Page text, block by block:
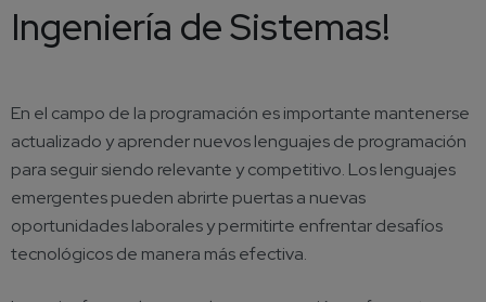
Ingeniería de Sistemas!
En el campo de la programación es importante mantenerse
actualizado y aprender nuevos lenguajes de programación
para seguir siendo relevante y competitivo. Los lenguajes
emergentes pueden abrirte puertas a nuevas
oportunidades laborales y permitirte enfrentar desafíos
tecnológicos de manera más efectiva.